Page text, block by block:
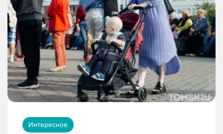
Интересное